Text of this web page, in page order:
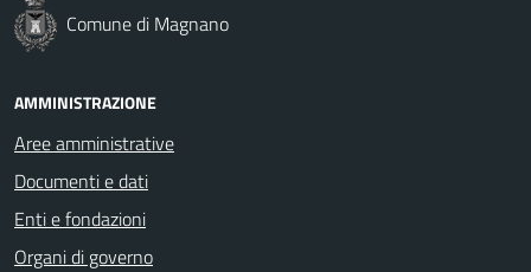
Comune di Magnano
AMMINISTRAZIONE
Aree amministrative
Documenti e dati
Enti e fondazioni
Organi di governo